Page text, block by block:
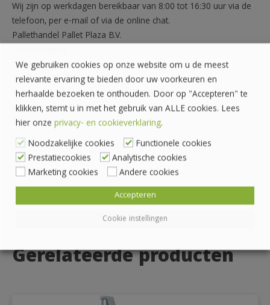
Wij zijn op werkdagen bereikbaar van 8:00 tot 16:30 uur via de
telefoon, per e-mail of via de online chat.
Pallethandel Pallet Plaza B.V.
1332 AC Almere
Telefoon: 036 760 4262
Rekeningnummer: NL24 INGB 0007070888
KvK-nummer: 62559060
info@palletplaza.nl
Gerelateerde producten
We gebruiken cookies op onze website om u de meest
relevante ervaring te bieden door uw voorkeuren en
herhaalde bezoeken te onthouden. Door op "Accepteren" te
klikken, stemt u in met het gebruik van ALLE cookies. Lees
hier onze privacy- en cookieverklaring.
Noodzakelijke cookies
Functionele cookies
Prestatiecookies
Analytische cookies
Marketing cookies
Andere cookies
Cookie instellingen
Accepteren